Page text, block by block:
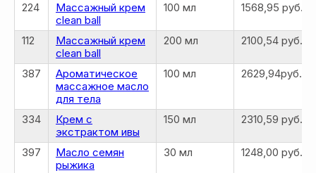
224
Массажный крем
clean ball
100 мл 1568,95 руб.
112
Массажный крем
clean ball
200 мл 2100,54 руб.
387
Ароматическое
массажное масло
для тела
100 мл 2629,94руб.
334
Крем с
экстрактом ивы
150 мл 2310,59 руб.
397
Масло семян
рыжика
30 мл 1248,00 руб.